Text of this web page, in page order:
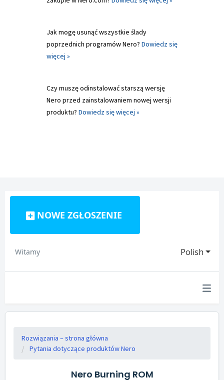
Jak mogę usunąć wszystkie ślady
poprzednich programów Nero? Dowiedz się
więcej »
Czy muszę odinstalować starszą wersję
Nero przed zainstalowaniem nowej wersji
produktu? Dowiedz się więcej »
NOWE ZGŁOSZENIE
Polish
Witamy
Rozwiązania – strona główna
Pytania dotyczące produktów Nero
Nero Burning ROM